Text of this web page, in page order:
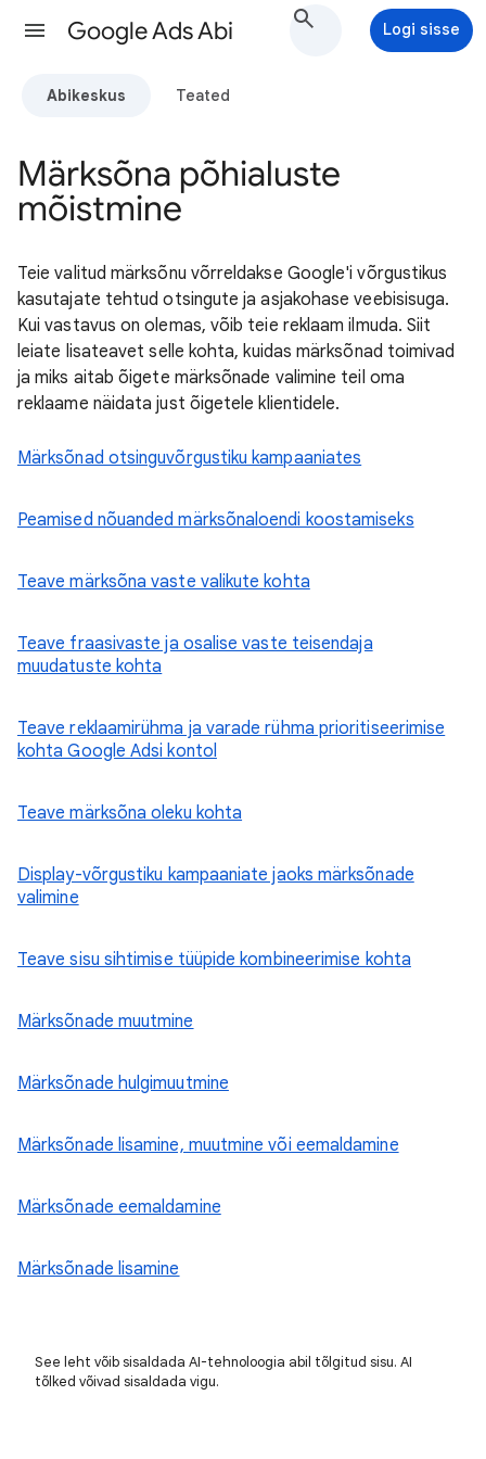
Google Ads Abi Logi sisse
Abikeskus Teated
Märksõna põhialuste
mõistmine
Teie valitud märksõnu võrreldakse Google'i võrgustikus
kasutajate tehtud otsingute ja asjakohase veebisisuga.
Kui vastavus on olemas, võib teie reklaam ilmuda. Siit
leiate lisateavet selle kohta, kuidas märksõnad toimivad
ja miks aitab õigete märksõnade valimine teil oma
reklaame näidata just õigetele klientidele.
Märksõnad otsinguvõrgustiku kampaaniates
Peamised nõuanded märksõnaloendi koostamiseks
Teave märksõna vaste valikute kohta
Teave fraasivaste ja osalise vaste teisendaja
muudatuste kohta
Teave reklaamirühma ja varade rühma prioritiseerimise
kohta Google Adsi kontol
Teave märksõna oleku kohta
Display-võrgustiku kampaaniate jaoks märksõnade
valimine
Teave sisu sihtimise tüüpide kombineerimise kohta
Märksõnade muutmine
Märksõnade hulgimuutmine
Märksõnade lisamine, muutmine või eemaldamine
Märksõnade eemaldamine
Märksõnade lisamine
See leht võib sisaldada AI-tehnoloogia abil tõlgitud sisu. AI
tõlked võivad sisaldada vigu.